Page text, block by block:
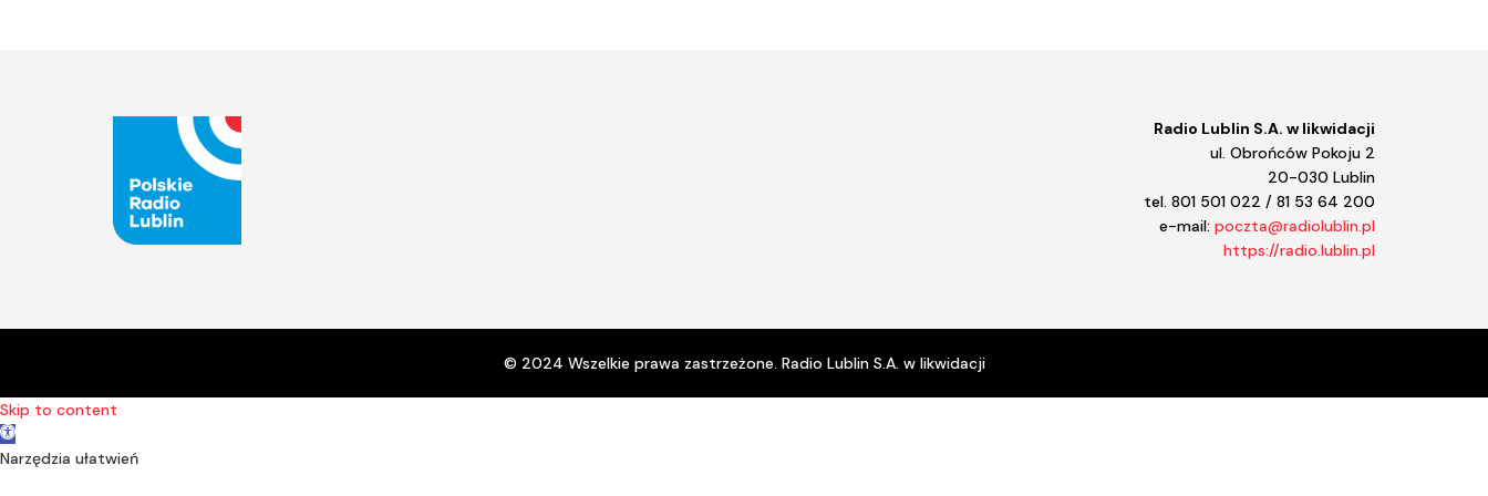
Radio Lublin S.A. w likwidacji
ul. Obrońców Pokoju 2
20-030 Lublin
tel. 801 501 022 / 81 53 64 200
e-mail: poczta@radiolublin.pl
https://radio.lublin.pl
© 2024 Wszelkie prawa zastrzeżone. Radio Lublin S.A. w likwidacji
Skip to content
Open toolbar
Narzędzia ułatwień